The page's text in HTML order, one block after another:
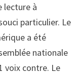
lecture à
particulier. Le
a été
nationale
voix contre. Le